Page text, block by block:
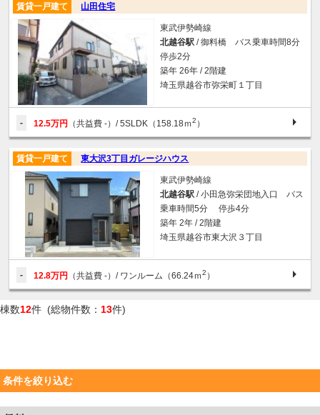
山田住宅
賃貸一戸建て
東武伊勢崎線
北越谷駅 / 御料橋 バス乗車時間8分
停歩2分
築年 26年 / 2階建
埼玉県越谷市弥栄町１丁目
- 12.5万円 （共益費 -）/ 5SLDK（158.18ｍ2 ）
東大沢3丁目ガレージハウス
賃貸一戸建て
東武伊勢崎線
北越谷駅 / 小田急弥栄団地入口 バス
乗車時間5分 停歩4分
築年 2年 / 2階建
埼玉県越谷市東大沢３丁目
- 12.8万円 （共益費 -）/ ワンルーム（66.24ｍ2 ）
棟数12件 (総物件数： 13件)
条件を絞り込む